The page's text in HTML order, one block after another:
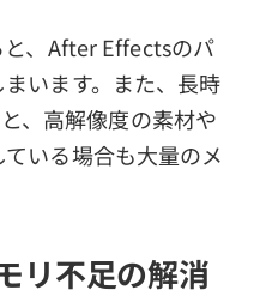
、After Effectsのパ
います。また、長時
、高解像度の素材や
いる場合も大量のメ
リ不足の解消